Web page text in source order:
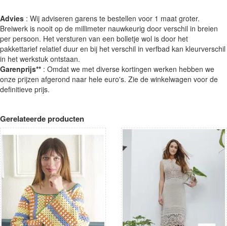
Advies : Wij adviseren garens te bestellen voor 1 maat groter.
Breiwerk is nooit op de millimeter nauwkeurig door verschil in breien
per persoon. Het versturen van een bolletje wol is door het
pakkettarief relatief duur en bij het verschil in verfbad kan kleurverschil
in het werkstuk ontstaan.
Garenprijs** : Omdat we met diverse kortingen werken hebben we
onze prijzen afgerond naar hele euro's. Zie de winkelwagen voor de
definitieve prijs.
Gerelateerde producten